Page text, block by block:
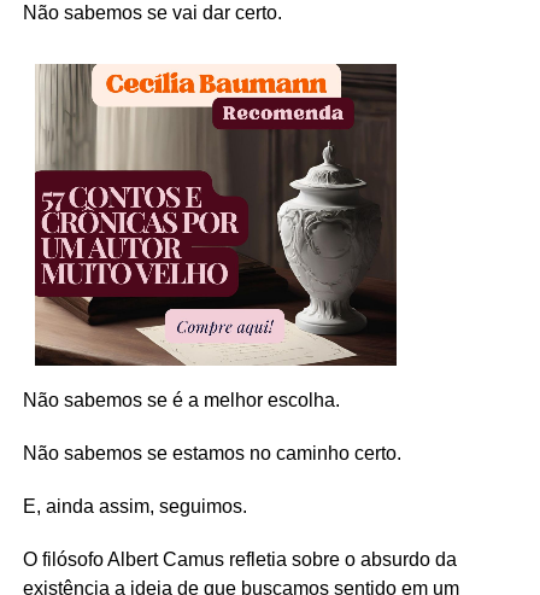
Não sabemos se vai dar certo.
Não sabemos se é a melhor escolha.
Não sabemos se estamos no caminho certo.
E, ainda assim, seguimos.
O filósofo Albert Camus refletia sobre o absurdo da
existência a ideia de que buscamos sentido em um